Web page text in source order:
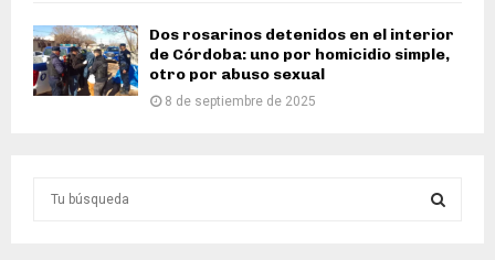
Dos rosarinos detenidos en el interior
de Córdoba: uno por homicidio simple,
otro por abuso sexual
8 de septiembre de 2025